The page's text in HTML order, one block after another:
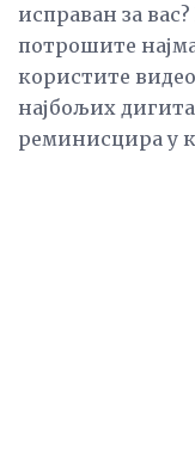
исправан за
потрошите
користите
најбољих
реминисцира у